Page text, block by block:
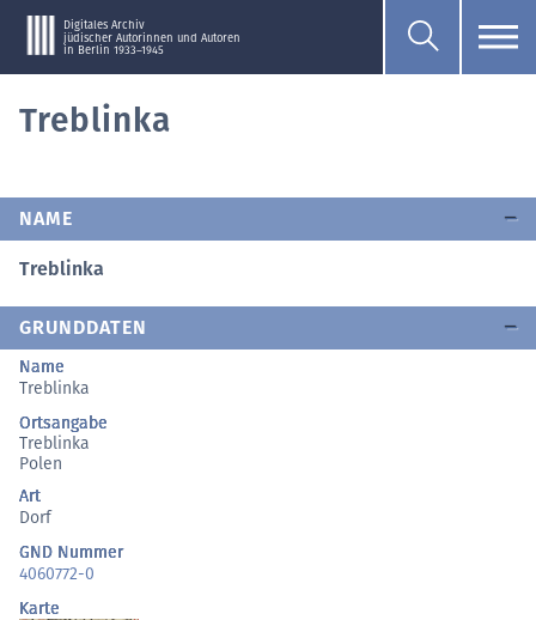
Digitales Archiv
jüdischer Autorinnen und Autoren
in Berlin 1933–1945
Treblinka
NAME
Treblinka
GRUNDDATEN
Name
Treblinka
Ortsangabe
Treblinka
Polen
Art
Dorf
GND Nummer
4060772-0
Karte